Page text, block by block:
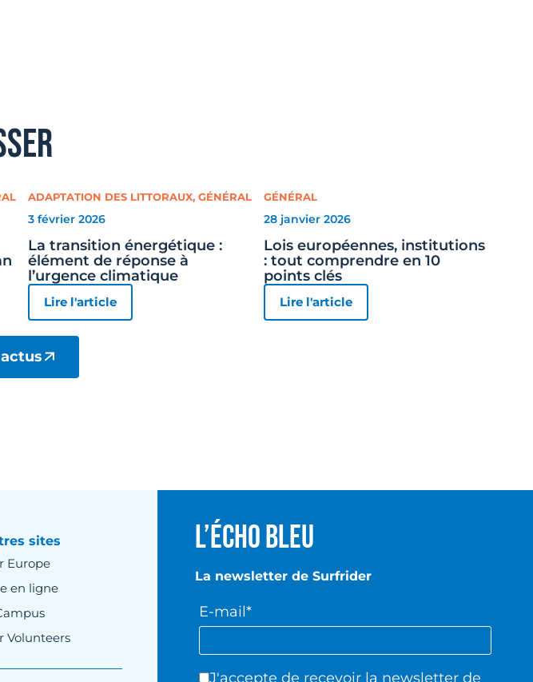
ADAPTATION DES LITTORAUX, GÉNÉRAL
3 février 2026
La transition énergétique :
élément de réponse à
l’urgence climatique
Lire l'article
GÉNÉRAL
28 janvier 2026
Lois européennes, institutions
: tout comprendre en 10
points clés
Lire l'article
sites
Europe
en ligne
Volunteers
L’écho Bleu
La newsletter de Surfrider
E-mail*
J'accepte de recevoir la newsletter de